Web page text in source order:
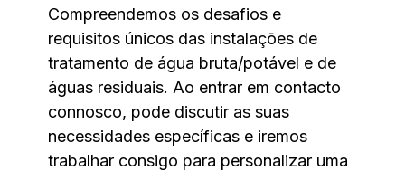
Compreendemos os desafios e
requisitos únicos das instalações de
tratamento de água bruta/potável e de
águas residuais. Ao entrar em contacto
connosco, pode discutir as suas
necessidades específicas e iremos
trabalhar consigo para personalizar uma